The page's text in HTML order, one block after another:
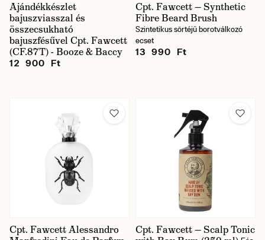
Ajándékkészlet
bajuszviasszal és
összecsukható
bajuszfésűvel Cpt. Fawcett
(CF.87T) - Booze & Baccy
12 900 Ft
Cpt. Fawcett — Synthetic
Fibre Beard Brush
Szintetikus sörtéjű borotválkozó
ecset
13 990 Ft
Cpt. Fawcett Alessandro
Cpt. Fawcett — Scalp Tonic